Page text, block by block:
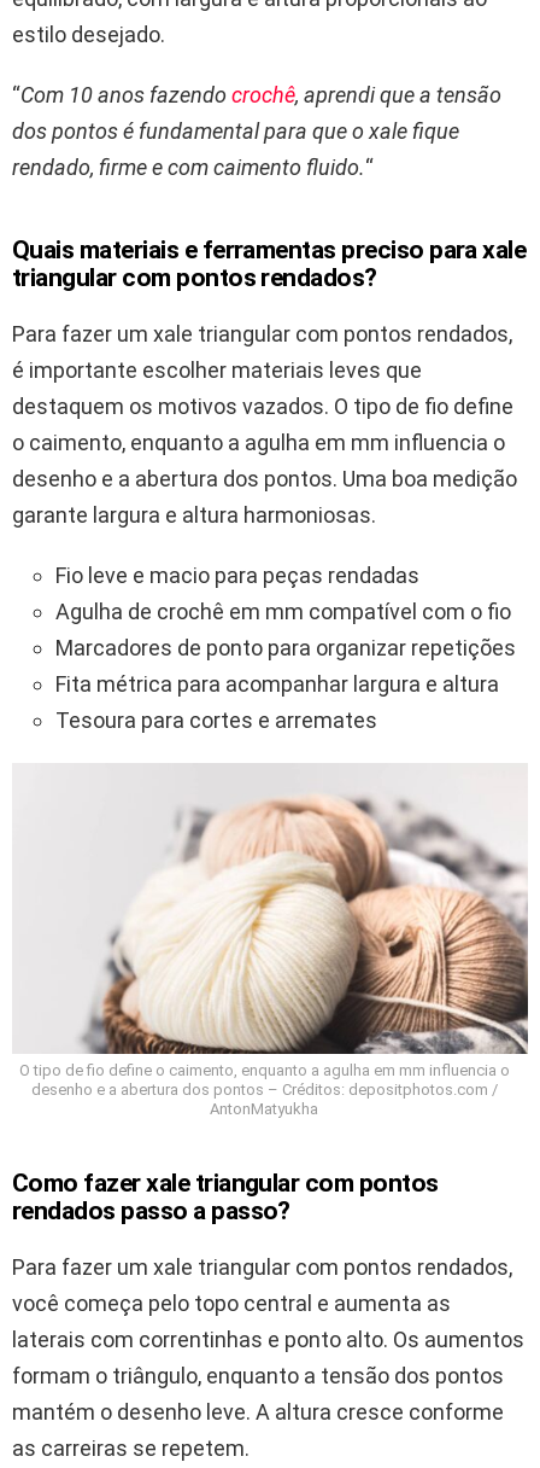
estilo desejado.
“Com 10 anos fazendo crochê, aprendi que a tensão
dos pontos é fundamental para que o xale fique
rendado, firme e com caimento fluido.“
Quais materiais e ferramentas preciso para xale
triangular com pontos rendados?
Para fazer um xale triangular com pontos rendados,
é importante escolher materiais leves que
destaquem os motivos vazados. O tipo de fio define
o caimento, enquanto a agulha em mm influencia o
desenho e a abertura dos pontos. Uma boa medição
garante largura e altura harmoniosas.
Fio leve e macio para peças rendadas
Agulha de crochê em mm compatível com o fio
Marcadores de ponto para organizar repetições
Fita métrica para acompanhar largura e altura
Tesoura para cortes e arremates
O tipo de fio define o caimento, enquanto a agulha em mm influencia o
desenho e a abertura dos pontos – Créditos: depositphotos.com /
AntonMatyukha
Como fazer xale triangular com pontos
rendados passo a passo?
Para fazer um xale triangular com pontos rendados,
você começa pelo topo central e aumenta as
laterais com correntinhas e ponto alto. Os aumentos
formam o triângulo, enquanto a tensão dos pontos
mantém o desenho leve. A altura cresce conforme
as carreiras se repetem.